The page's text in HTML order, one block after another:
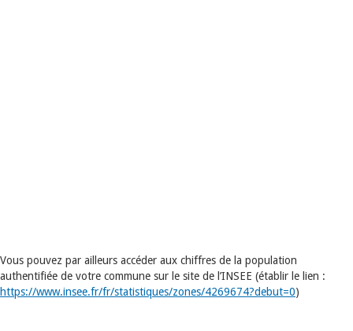
Vous pouvez par ailleurs accéder aux chiffres de la population
authentifiée de votre commune sur le site de l’INSEE (établir le lien :
https://www.insee.fr/fr/statistiques/zones/4269674?debut=0)